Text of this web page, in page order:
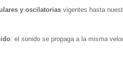
y oscilatorias vigentes hasta
: el sonido se propaga a la misma